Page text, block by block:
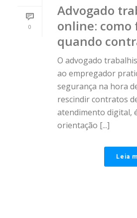
0
Advogado
online: como
quando
O advogado
ao empregador
segurança na hora
rescindir contratos
atendimento digital,
orientação [...]
Leia